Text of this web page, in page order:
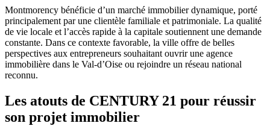
Montmorency bénéficie d’un marché immobilier dynamique, porté
principalement par une clientèle familiale et patrimoniale. La qualité
de vie locale et l’accès rapide à la capitale soutiennent une demande
constante. Dans ce contexte favorable, la ville offre de belles
perspectives aux entrepreneurs souhaitant ouvrir une agence
immobilière dans le Val-d’Oise ou rejoindre un réseau national
reconnu.
Les atouts de CENTURY 21 pour réussir
son projet immobilier